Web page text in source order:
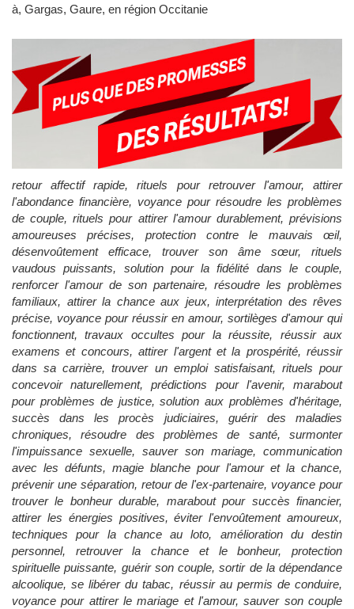
à, Gargas, Gaure, en région Occitanie
retour affectif rapide, rituels pour retrouver l'amour, attirer
l'abondance financière, voyance pour résoudre les problèmes
de couple, rituels pour attirer l'amour durablement, prévisions
amoureuses précises, protection contre le mauvais œil,
désenvoûtement efficace, trouver son âme sœur, rituels
vaudous puissants, solution pour la fidélité dans le couple,
renforcer l'amour de son partenaire, résoudre les problèmes
familiaux, attirer la chance aux jeux, interprétation des rêves
précise, voyance pour réussir en amour, sortilèges d'amour qui
fonctionnent, travaux occultes pour la réussite, réussir aux
examens et concours, attirer l'argent et la prospérité, réussir
dans sa carrière, trouver un emploi satisfaisant, rituels pour
concevoir naturellement, prédictions pour l'avenir, marabout
pour problèmes de justice, solution aux problèmes d'héritage,
succès dans les procès judiciaires, guérir des maladies
chroniques, résoudre des problèmes de santé, surmonter
l'impuissance sexuelle, sauver son mariage, communication
avec les défunts, magie blanche pour l'amour et la chance,
prévenir une séparation, retour de l'ex-partenaire, voyance pour
trouver le bonheur durable, marabout pour succès financier,
attirer les énergies positives, éviter l'envoûtement amoureux,
techniques pour la chance au loto, amélioration du destin
personnel, retrouver la chance et le bonheur, protection
spirituelle puissante, guérir son couple, sortir de la dépendance
alcoolique, se libérer du tabac, réussir au permis de conduire,
voyance pour attirer le mariage et l'amour, sauver son couple